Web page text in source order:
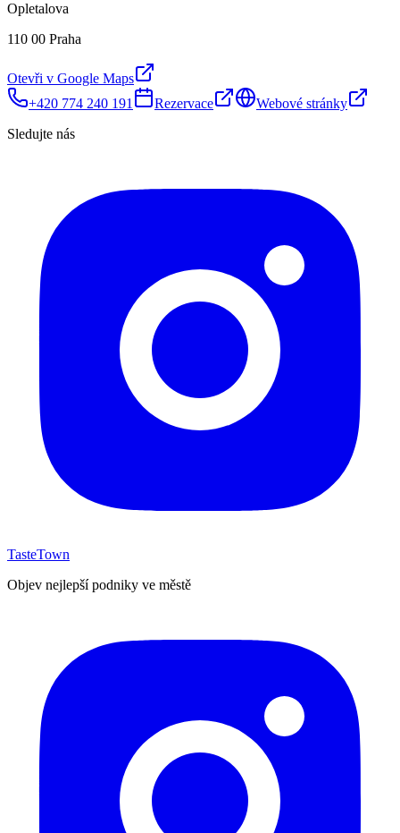
Opletalova
110 00 Praha
Otevři v Google Maps
+420 774 240 191
Rezervace
Webové stránky
Sledujte nás
TasteTown
Objev nejlepší podniky ve městě